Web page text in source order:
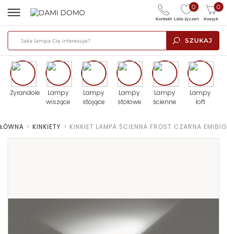
SZUKAJ
0
Lista życzeń
0
Koszyk
Kontakt
Żyrandole
Lampy
wiszące
Lampy
stojące
Lampy
stołowe
Lampy
ścienne
Lampy
loft
> KINKIETY > KINKIET LAMPA ŚCIENNA FROST CZARNA EMIBIG